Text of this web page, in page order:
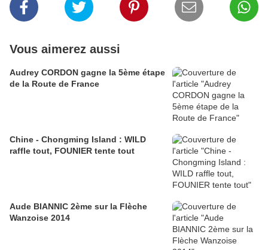
Vous aimerez aussi
Audrey CORDON gagne la 5ème étape
de la Route de France
Chine - Chongming Island : WILD
raffle tout, FOUNIER tente tout
Aude BIANNIC 2ème sur la Flèche
Wanzoise 2014